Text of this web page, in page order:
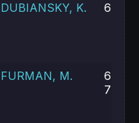
DUBIANSKY, K. 6-3,
FURMAN, M.
6-7,
7-6